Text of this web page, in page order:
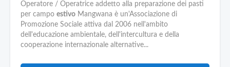
Operatore / Operatrice addetto alla preparazione dei pasti
per campo estivo Mangwana è un'Associazione di
Promozione Sociale attiva dal 2006 nell'ambito
dell'educazione ambientale, dell'intercultura e della
cooperazione internazionale alternative...